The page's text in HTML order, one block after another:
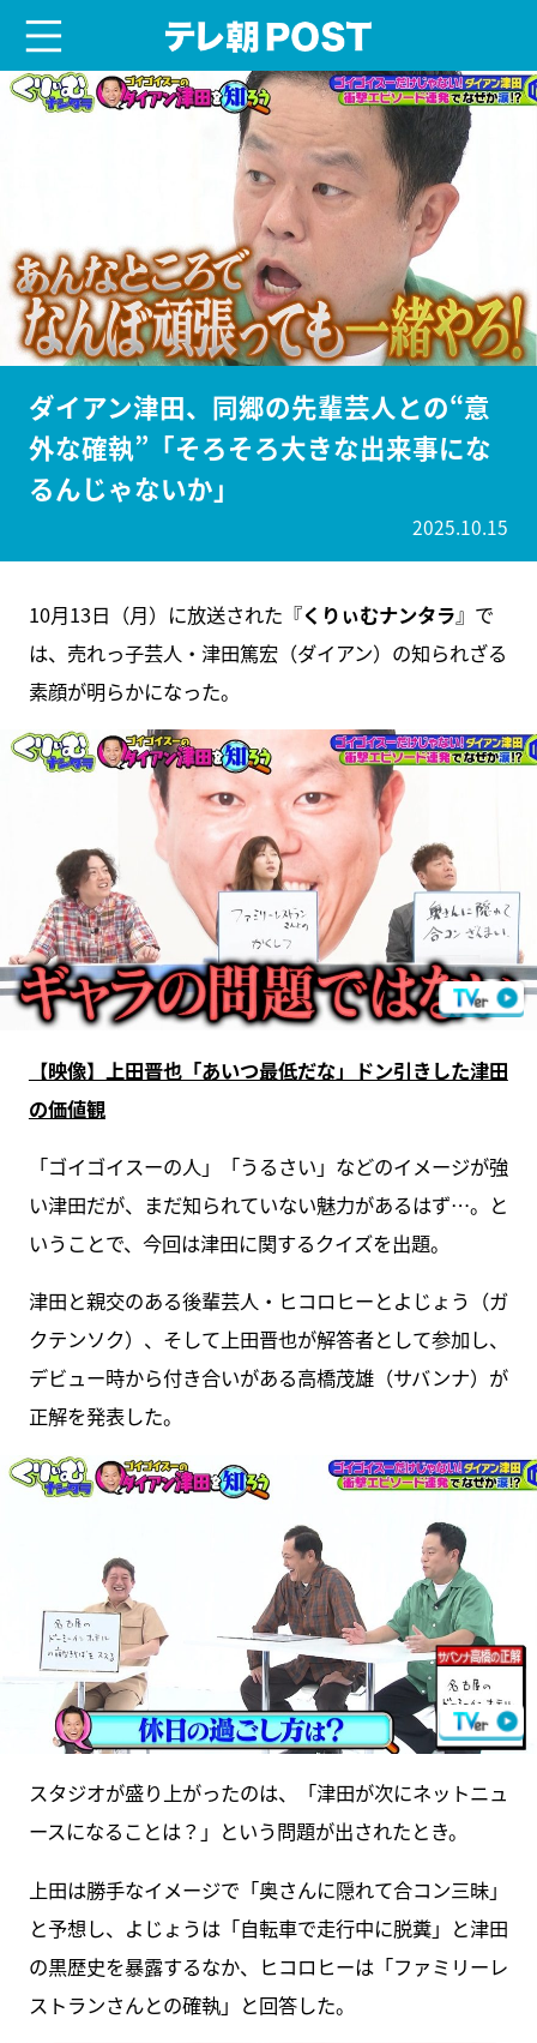
ダイアン津田、同郷の先輩芸人との“意
外な確執”「そろそろ大きな出来事にな
るんじゃないか」
2025.10.15
10月13日（月）に放送された『くりぃむナンタラ』で
は、売れっ子芸人・津田篤宏（ダイアン）の知られざる
素顔が明らかになった。
【映像】上田晋也「あいつ最低だな」ドン引きした津田
の価値観
「ゴイゴイスーの人」「うるさい」などのイメージが強
い津田だが、まだ知られていない魅力があるはず…。と
いうことで、今回は津田に関するクイズを出題。
津田と親交のある後輩芸人・ヒコロヒーとよじょう（ガ
クテンソク）、そして上田晋也が解答者として参加し、
デビュー時から付き合いがある高橋茂雄（サバンナ）が
正解を発表した。
スタジオが盛り上がったのは、「津田が次にネットニュ
ースになることは？」という問題が出されたとき。
上田は勝手なイメージで「奥さんに隠れて合コン三昧」
と予想し、よじょうは「自転車で走行中に脱糞」と津田
の黒歴史を暴露するなか、ヒコロヒーは「ファミリーレ
ストランさんとの確執」と回答した。